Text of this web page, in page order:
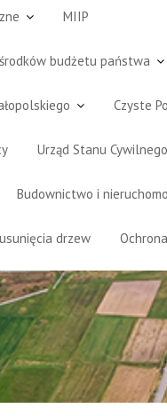
MIIP
budżetu państwa
Czyste
Urząd Stanu Cywilnego
Budownictwo i
drzew